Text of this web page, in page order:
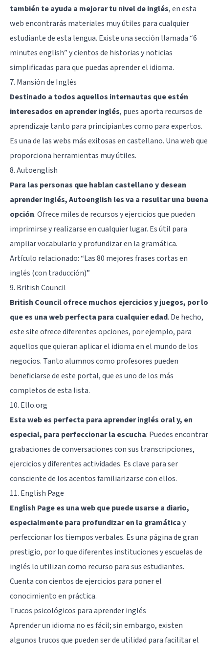
también te ayuda a mejorar tu nivel de inglés, en esta
web encontrarás materiales muy útiles para cualquier
estudiante de esta lengua. Existe una sección llamada “6
minutes english” y cientos de historias y noticias
simplificadas para que puedas aprender el idioma.
7. Mansión de Inglés
Destinado a todos aquellos internautas que estén
interesados en aprender inglés, pues aporta recursos de
aprendizaje tanto para principiantes como para expertos.
Es una de las webs más exitosas en castellano. Una web que
proporciona herramientas muy útiles.
8. Autoenglish
Para las personas que hablan castellano y desean
aprender inglés, Autoenglish les va a resultar una buena
opción. Ofrece miles de recursos y ejercicios que pueden
imprimirse y realizarse en cualquier lugar. Es útil para
ampliar vocabulario y profundizar en la gramática.
Artículo relacionado: “Las 80 mejores frases cortas en
inglés (con traducción)”
9. British Council
British Council ofrece muchos ejercicios y juegos, por lo
que es una web perfecta para cualquier edad. De hecho,
este site ofrece diferentes opciones, por ejemplo, para
aquellos que quieran aplicar el idioma en el mundo de los
negocios. Tanto alumnos como profesores pueden
beneficiarse de este portal, que es uno de los más
completos de esta lista.
10. Ello.org
Esta web es perfecta para aprender inglés oral y, en
especial, para perfeccionar la escucha. Puedes encontrar
grabaciones de conversaciones con sus transcripciones,
ejercicios y diferentes actividades. Es clave para ser
consciente de los acentos familiarizarse con ellos.
11. English Page
English Page es una web que puede usarse a diario,
especialmente para profundizar en la gramáticay
perfeccionar los tiempos verbales. Es una página de gran
prestigio, por lo que diferentes instituciones y escuelas de
inglés lo utilizan como recurso para sus estudiantes.
Cuenta con cientos de ejercicios para poner el
conocimiento en práctica.
Trucos psicológicos para aprender inglés
Aprender un idioma no es fácil; sin embargo, existen
algunos trucos que pueden ser de utilidad para facilitar el